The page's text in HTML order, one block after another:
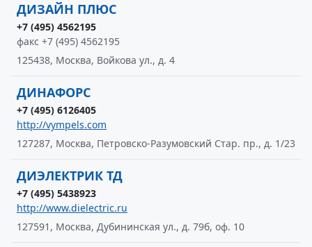
ДИЗАЙН ПЛЮС
+7 (495) 4562195
факс +7 (495) 4562195
125438, Москва, Войкова ул., д. 4
ДИНАФОРС
+7 (495) 6126405
http://vympels.com
127287, Москва, Петровско-Разумовский Стар. пр., д. 1/23
ДИЭЛЕКТРИК ТД
+7 (495) 5438923
http://www.dielectric.ru
127591, Москва, Дубининская ул., д. 79б, оф. 10